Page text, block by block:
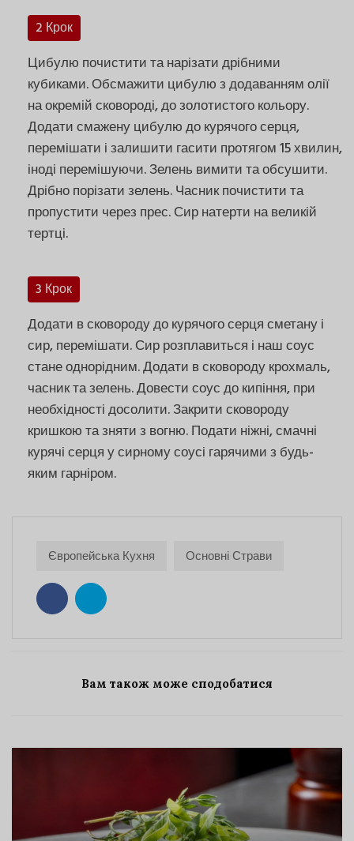
2 Крок
Цибулю почистити та нарізати дрібними
кубиками. Обсмажити цибулю з додаванням олії
на окремій сковороді, до золотистого кольору.
Додати смажену цибулю до курячого серця,
перемішати і залишити гасити протягом 15 хвилин,
іноді перемішуючи. Зелень вимити та обсушити.
Дрібно порізати зелень. Часник почистити та
пропустити через прес. Сир натерти на великій
тертці.
3 Крок
Додати в сковороду до курячого серця сметану і
сир, перемішати. Сир розплавиться і наш соус
стане однорідним. Додати в сковороду крохмаль,
часник та зелень. Довести соус до кипіння, при
необхідності досолити. Закрити сковороду
кришкою та зняти з вогню. Подати ніжні, смачні
курячі серця у сирному соусі гарячими з будь-
яким гарніром.
Європейська Кухня Основні Страви
Вам також може сподобатися